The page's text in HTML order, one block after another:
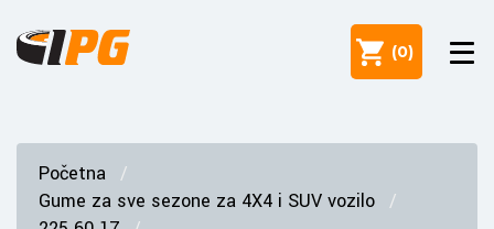
(0)
Početna
Gume za sve sezone za 4X4 i SUV vozilo